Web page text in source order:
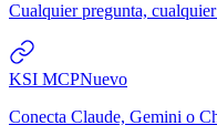
Cualquier pregunta,
KSI MCPNuevo
Conecta Claude, Gemini o